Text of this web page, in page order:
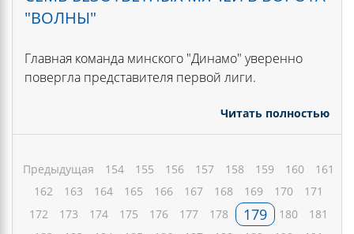
"ВОЛНЫ"
Главная команда минского "Динамо" уверенно
повергла представителя первой лиги.
Читать полностью
Предыдущая 154 155 156 157 158 159 160
161
162
163 164 165 166 167 168 169 170
171
172
173 174 175 176 177 178 179 180
181